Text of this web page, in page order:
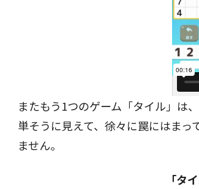
またもう1つのゲーム「タイル」は
単そうに見えて、徐々に罠にはま
ません。
「タ